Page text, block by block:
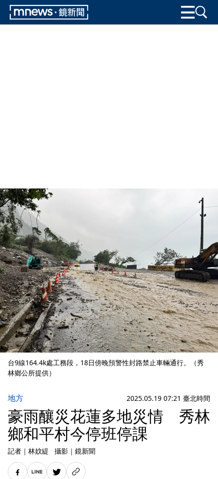
台9線164.4k處工務段，18日傍晚預警性封路禁止車輛通行。（秀
林鄉公所提供）
地方 2025.05.19 07:21 臺北時間
豪雨釀災花蓮多地災情 秀林
鄉和平村今停班停課
記者 ｜ 林妏緹 攝影 ｜ 鏡新聞